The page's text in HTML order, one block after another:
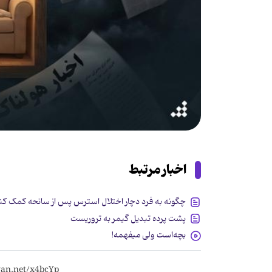
اخبار مرتبط
چگونه به فرد دچار اختلال استرس پس از سانحه کمک
پشت پرده‌ تبدیل گیمر به تروریست
بچه‌است ولی میفهمه!